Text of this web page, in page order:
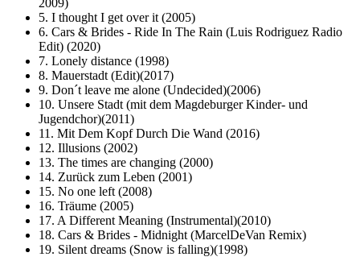
5. I thought I get over it (2005)
6. Cars & Brides - Ride In The Rain (Luis Rodriguez Radio
Edit) (2020)
7. Lonely distance (1998)
8. Mauerstadt (Edit)(2017)
9. Don´t leave me alone (Undecided)(2006)
10. Unsere Stadt (mit dem Magdeburger Kinder- und
Jugendchor)(2011)
11. Mit Dem Kopf Durch Die Wand (2016)
12. Illusions (2002)
13. The times are changing (2000)
14. Zurück zum Leben (2001)
15. No one left (2008)
16. Träume (2005)
17. A Different Meaning (Instrumental)(2010)
18. Cars & Brides - Midnight (MarcelDeVan Remix)
19. Silent dreams (Snow is falling)(1998)